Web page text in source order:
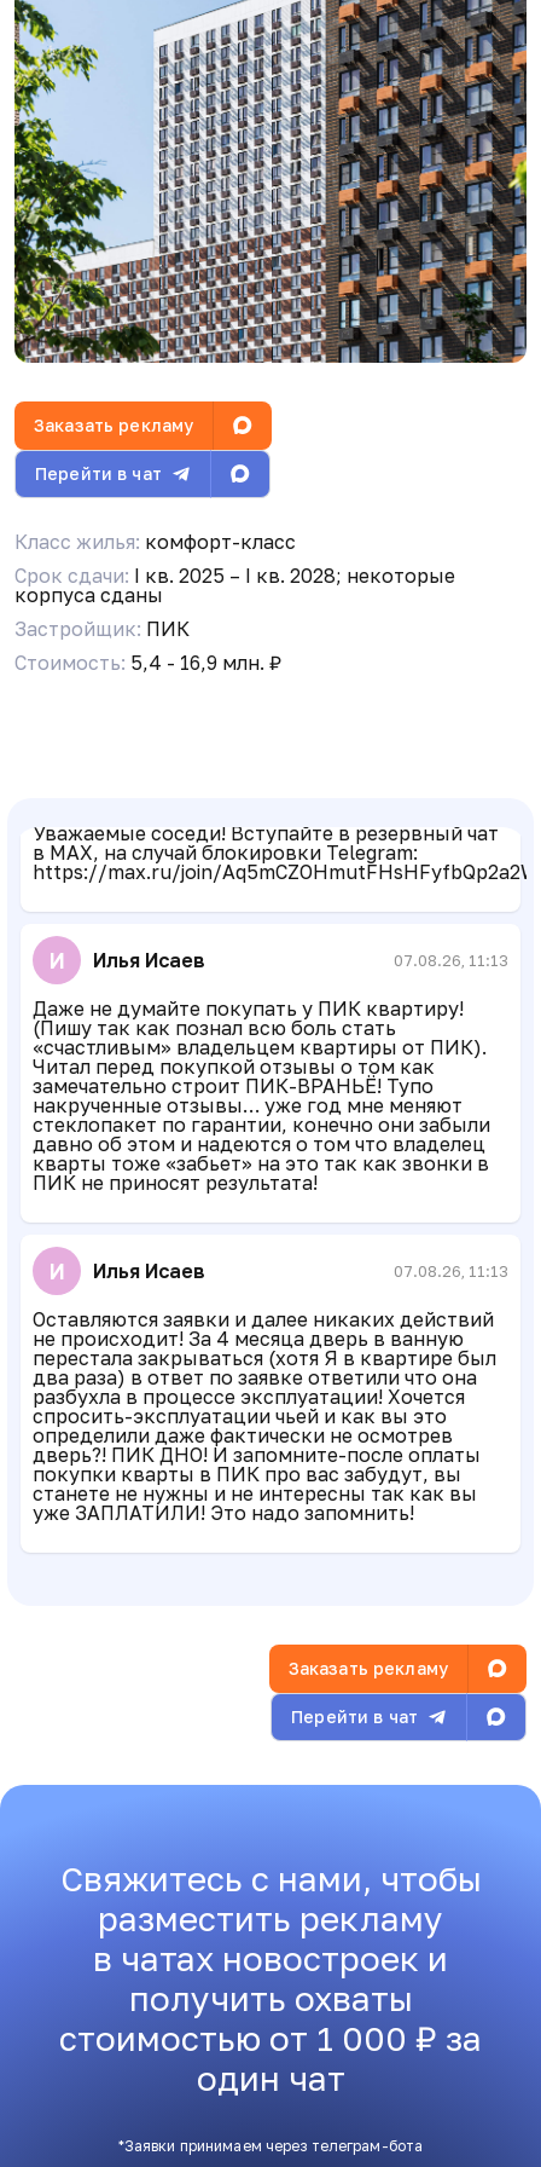
Заказать рекламу
Перейти в чат
Класс жилья: комфорт-класс
Срок сдачи: I кв. 2025 – I кв. 2028; некоторые
корпуса сданы
Застройщик: ПИК
Стоимость: 5,4 - 16,9 млн. ₽
И Илья Исаев 07.08.26, 11:13
Оставляются заявки и далее никаких действий
не происходит! За 4 месяца дверь в ванную
перестала закрываться (хотя Я в квартире был
два раза) в ответ по заявке ответили что она
разбухла в процессе эксплуатации! Хочется
спросить-эксплуатации чьей и как вы это
определили даже фактически не осмотрев
дверь?! ПИК ДНО! И запомните-после оплаты
покупки кварты в ПИК про вас забудут, вы
станете не нужны и не интересны так как вы
уже ЗАПЛАТИЛИ! Это надо запомнить!
И Илья Исаев 07.08.26, 11:13
Даже не думайте покупать у ПИК квартиру!
(Пишу так как познал всю боль стать
«счастливым» владельцем квартиры от ПИК).
Читал перед покупкой отзывы о том как
замечательно строит ПИК-ВРАНЬЁ! Тупо
накрученные отзывы… уже год мне меняют
стеклопакет по гарантии, конечно они забыли
давно об этом и надеются о том что владелец
кварты тоже «забьет» на это так как звонки в
ПИК не приносят результата!
Уважаемые соседи! Вступайте в резервный чат
в MAX, на случай блокировки Telegram:
https://max.ru/join/
V Volodya Medvetov
V Volodya Medvetov
V Volodya Medvetov 25.05.26, 18:07
Заказать рекламу
Перейти в чат
Свяжитесь с нами, чтобы
разместить рекламу
в чатах новостроек и
получить охваты
стоимостью от 1 000 ₽ за
один чат
*Заявки принимаем через телеграм-бота